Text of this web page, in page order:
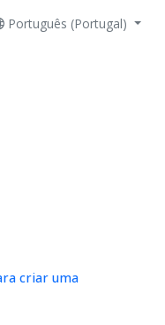
Português (Portugal)
criar uma